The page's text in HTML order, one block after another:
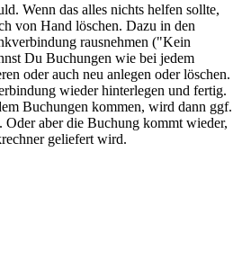
Wenn das alles nichts helfen sollte,
von Hand löschen. Dazu in den
rausnehmen ("Kein
Du Buchungen wie bei jedem
oder auch neu anlegen oder löschen.
wieder hinterlegen und fertig.
Buchungen kommen, wird dann ggf.
aber die Buchung kommt wieder,
geliefert wird.